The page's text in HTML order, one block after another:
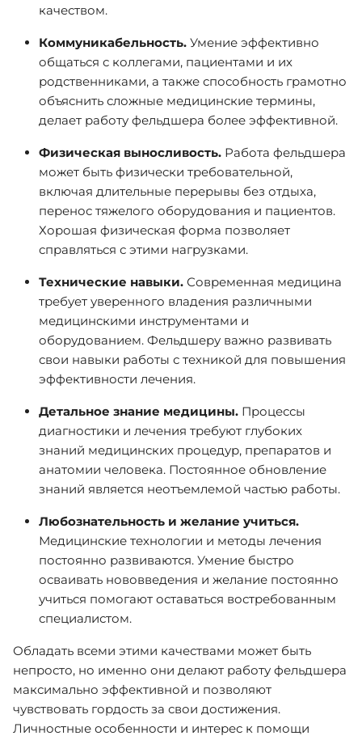
качеством.
Коммуникабельность. Умение эффективно
общаться с коллегами, пациентами и их
родственниками, а также способность грамотно
объяснить сложные медицинские термины,
делает работу фельдшера более эффективной.
Физическая выносливость. Работа фельдшера
может быть физически требовательной,
включая длительные перерывы без отдыха,
перенос тяжелого оборудования и пациентов.
Хорошая физическая форма позволяет
справляться с этими нагрузками.
Технические навыки. Современная медицина
требует уверенного владения различными
медицинскими инструментами и
оборудованием. Фельдшеру важно развивать
свои навыки работы с техникой для повышения
эффективности лечения.
Детальное знание медицины. Процессы
диагностики и лечения требуют глубоких
знаний медицинских процедур, препаратов и
анатомии человека. Постоянное обновление
знаний является неотъемлемой частью работы.
Любознательность и желание учиться.
Медицинские технологии и методы лечения
постоянно развиваются. Умение быстро
осваивать нововведения и желание постоянно
учиться помогают оставаться востребованным
специалистом.
Обладать всеми этими качествами может быть
непросто, но именно они делают работу фельдшера
максимально эффективной и позволяют
чувствовать гордость за свои достижения.
Личностные особенности и интерес к помощи